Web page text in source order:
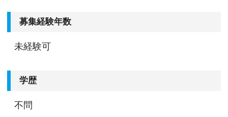
募集経験年数
未経験可
学歴
不問